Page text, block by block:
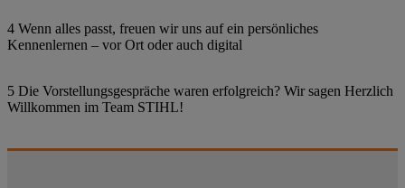
4 Wenn alles passt, freuen wir uns auf ein persönliches
Kennenlernen – vor Ort oder auch digital
5 Die Vorstellungsgespräche waren erfolgreich? Wir sagen Herzlich
Willkommen im Team STIHL!